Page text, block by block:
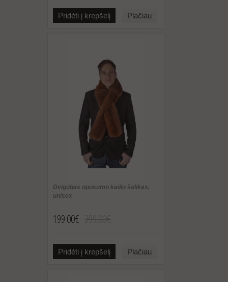
Pridėti į krepšelį Plačiau
Dvigubas oposumo kailio šalikas,
unisex
199.00€
Pridėti į krepšelį Plačiau